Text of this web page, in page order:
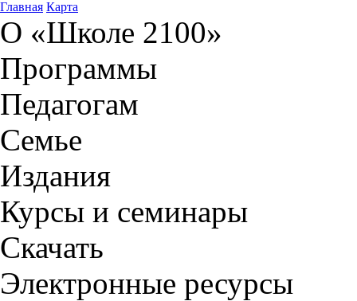
Главная Карта
О «Школе 2100»
Программы
Педагогам
Семье
Издания
Курсы и семинары
Скачать
Электронные ресурсы